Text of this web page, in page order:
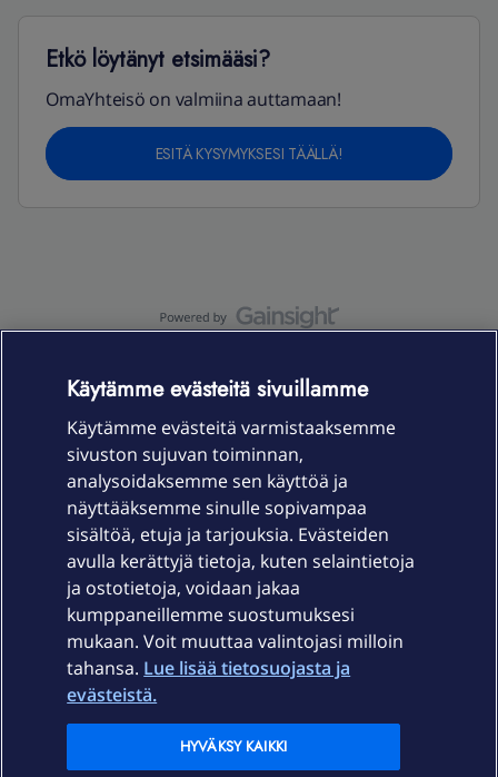
Etkö löytänyt etsimääsi?
OmaYhteisö on valmiina auttamaan!
ESITÄ KYSYMYKSESI TÄÄLLÄ!
Laitteet & liittymät
Palvelut
Ajankohtaista
Elisa Oyj
Käytämme evästeitä sivuillamme
Käytämme evästeitä varmistaaksemme
sivuston sujuvan toiminnan,
analysoidaksemme sen käyttöä ja
näyttääksemme sinulle sopivampaa
sisältöä, etuja ja tarjouksia. Evästeiden
avulla kerättyjä tietoja, kuten selaintietoja
ja ostotietoja, voidaan jakaa
kumppaneillemme suostumuksesi
mukaan. Voit muuttaa valintojasi milloin
tahansa. Lue lisää tietosuojasta ja
evästeistä.
HYVÄKSY KAIKKI